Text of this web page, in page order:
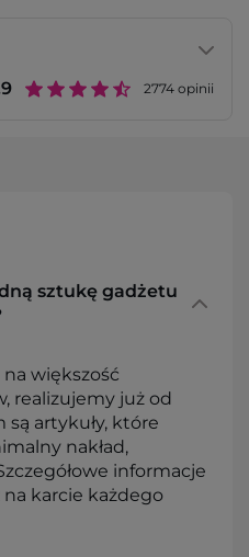
2774 opinii
sztukę gadżetu
większość
realizujemy już od
artykuły, które
nakład,
informacje
karcie każdego